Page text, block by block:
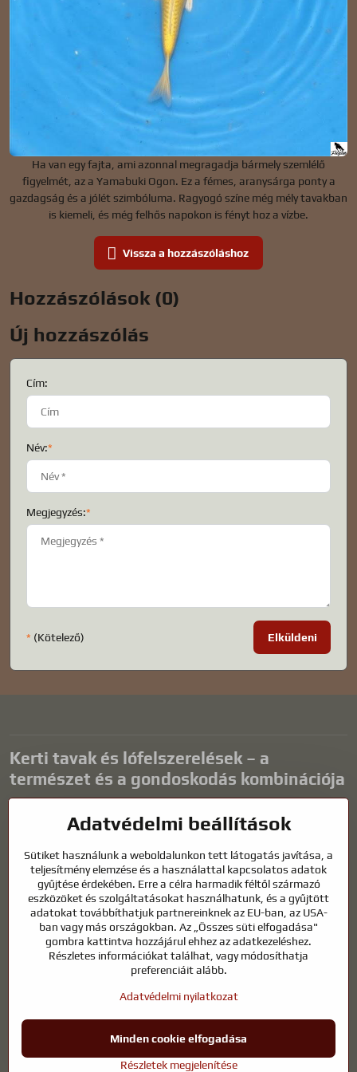
Ha van egy fajta, ami azonnal megragadja bármely szemlélő
figyelmét, az a Yamabuki Ogon. Ez a fémes, aranysárga ponty a
gazdagság és a jólét szimbóluma. Ragyogó színe még mély tavakban
is kiemeli, és még felhős napokon is fényt hoz a vízbe.
Vissza a hozzászóláshoz
Hozzászólások (0)
Új hozzászólás
Cím:
Név:*
Megjegyzés:*
* (Kötelező) Elküldeni
Kerti tavak és lófelszerelések – a
természet és a gondoskodás kombinációja
harmonikus környezetet teremtenek a kikapcsolódáshoz és a vízi
karbantartás kulcsfontosságú a tiszta vízhez és az egészséges
tóhoz egész évben. Ugyanilyen fontos az életünk részét képező
állatok gondozása is.
A lovaknak kiváló minőségű lovaglófelszerelésre, megfelelő
táplálkozásra és felelősségteljes gondoskodásra van szükségük
ahhoz, hogy egészségesek, erősek és elégedettek legyenek. Legyen
szó lovasok, tenyésztők vagy természetkedvelők felszereléséről, a cél
állatok, mind az emberek természetes egyensúlyát, biztonságát és
jólétét.
©2026Szerzői jogAdatvédelmi beállításokAdatvédelmi nyilatkozat
Adatvédelmi beállítások
Sütiket használunk a weboldalunkon tett látogatás javítása, a
teljesítmény elemzése és a használattal kapcsolatos adatok
gyűjtése érdekében. Erre a célra harmadik féltől származó
eszközöket és szolgáltatásokat használhatunk, és a gyűjtött
adatokat továbbíthatjuk partnereinknek az EU-ban, az USA-
ban vagy más országokban. Az „Összes süti elfogadása"
gombra kattintva hozzájárul ehhez az adatkezeléshez.
Részletes információkat találhat, vagy módosíthatja
preferenciáit alább.
Adatvédelmi nyilatkozat
Részletek megjelenítése
Minden cookie elfogadása